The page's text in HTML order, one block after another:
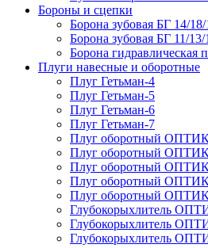
Бороны и сцепки
Борона зубовая БГ 14/
Борона зубовая БГ 11/13/
Борона
Плуги навесные и оборотные
Плуг Гетьман-4
Плуг Гетьман-5
Плуг Гетьман-6
Плуг Гетьман-7
Плуг оборотный
Плуг оборотный
Плуг оборотный
Плуг оборотный
Плуг оборотный
Глубокорыхлитель
Глубокорыхлитель
Глубокорыхлитель